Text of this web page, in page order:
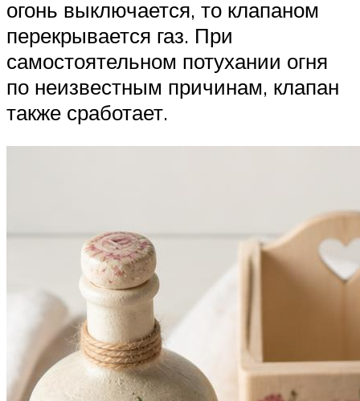
огонь выключается, то клапаном
перекрывается газ. При
самостоятельном потухании огня
по неизвестным причинам, клапан
также сработает.